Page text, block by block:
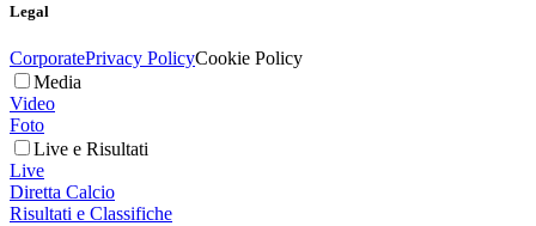
Legal
CorporatePrivacy PolicyCookie Policy
Media
Video
Foto
Live e Risultati
Live
Diretta Calcio
Risultati e Classifiche